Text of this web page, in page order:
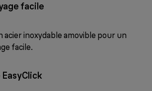
facile
acier inoxydable amovible pour un
facile.